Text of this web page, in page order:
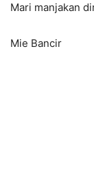
Mari manjakan
Mie Bancir